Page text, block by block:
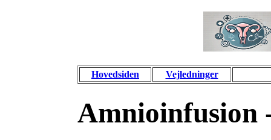
Hovedsiden Vejledninger
Amnioinfusion